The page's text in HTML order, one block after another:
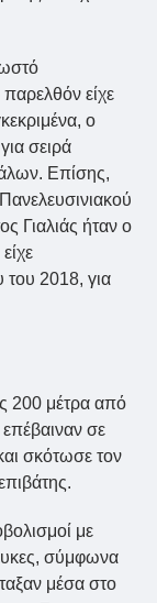
είχε
ο
σειρά
Επίσης,
Γιαλιάς ήταν ο
του 2018, για
200 μέτρα από
σε
σκότωσε τον
με
σύμφωνα
μέσα στο